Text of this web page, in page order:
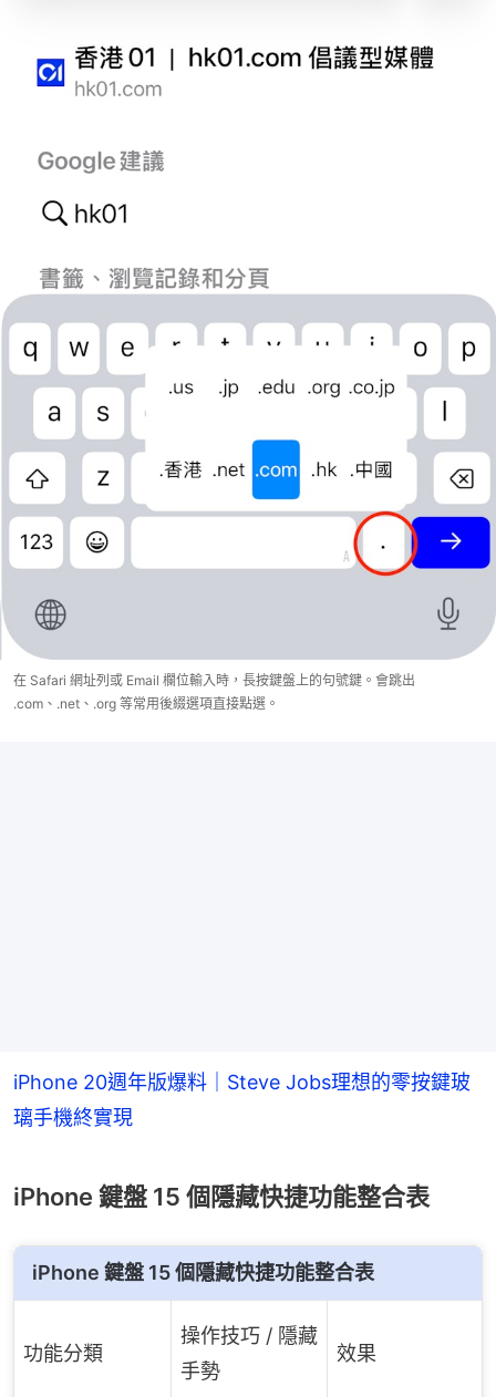
在 Safari 網址列或 Email 欄位輸入時，長按鍵盤上的句號鍵。會跳出
.com、.net、.org 等常用後綴選項直接點選。
iPhone 20週年版爆料｜Steve Jobs理想的零按鍵玻
璃手機終實現
iPhone 鍵盤 15 個隱藏快捷功能整合表
iPhone 鍵盤 15 個隱藏快捷功能整合表
功能分類
操作技巧 / 隱藏
手勢
效果